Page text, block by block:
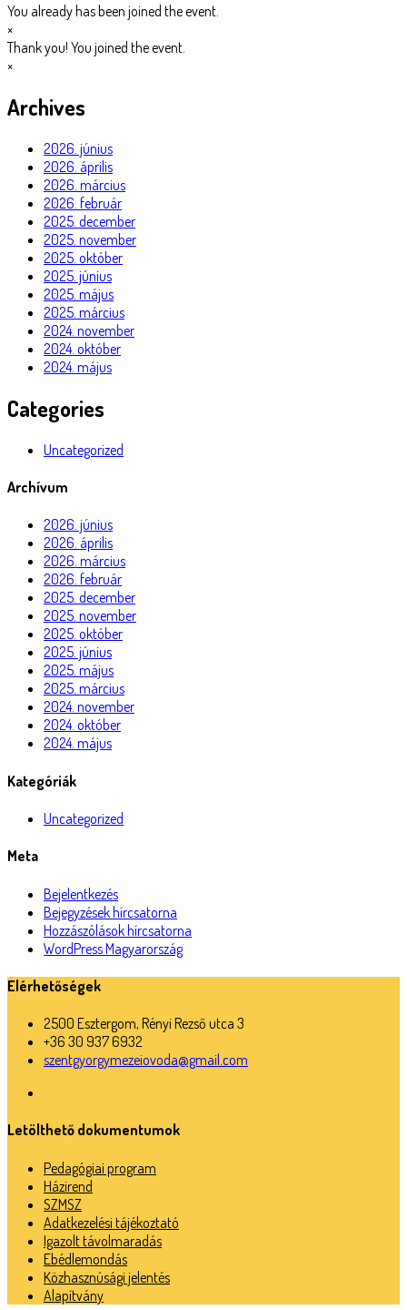
You already has been joined the event.
×
Thank you! You joined the event.
×
Archives
2026. június
2026. április
2026. március
2026. február
2025. december
2025. november
2025. október
2025. június
2025. május
2025. március
2024. november
2024. október
2024. május
Categories
Uncategorized
Archívum
2026. június
2026. április
2026. március
2026. február
2025. december
2025. november
2025. október
2025. június
2025. május
2025. március
2024. november
2024. október
2024. május
Kategóriák
Uncategorized
Meta
Bejelentkezés
Bejegyzések hírcsatorna
Hozzászólások hírcsatorna
WordPress Magyarország
Elérhetőségek
2500 Esztergom, Rényi Rezső utca 3
+36 30 937 6932
szentgyorgymezeiovoda@gmail.com
Letölthető dokumentumok
Pedagógiai program
Házirend
SZMSZ
Adatkezelési tájékoztató
Igazolt távolmaradás
Ebédlemondás
Közhasznúsági jelentés
Alapítvány